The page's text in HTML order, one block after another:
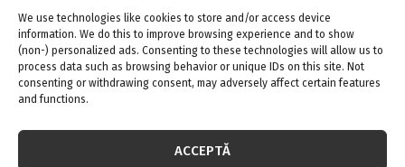
We use technologies like cookies to store and/or access device
information. We do this to improve browsing experience and to show
(non-) personalized ads. Consenting to these technologies will allow us to
process data such as browsing behavior or unique IDs on this site. Not
consenting or withdrawing consent, may adversely affect certain features
and functions.
ACCEPTĂ
Proiectul strategic “Siguranta in Constructii” a
ajuns la final